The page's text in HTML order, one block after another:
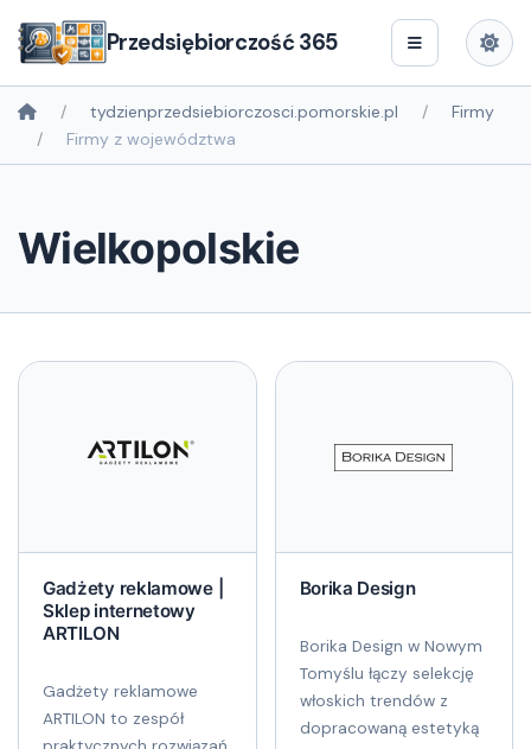
Przedsiębiorczość 365
tydzienprzedsiebiorczosci.pomorskie.pl
Firmy
Firmy z województwa
Wielkopolskie
Gadżety reklamowe |
Sklep internetowy
ARTILON
Gadżety reklamowe
ARTILON to zespół
Borika Design
Borika Design w Nowym
Tomyślu łączy selekcję
włoskich trendów z
dopracowaną estetyką